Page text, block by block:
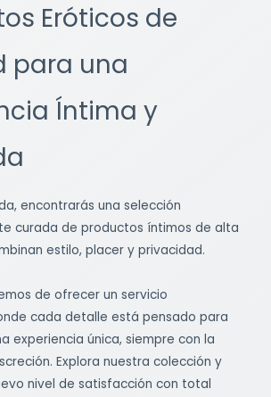
Eróticos de
para una
Íntima y
encontrarás una selección
curada de productos íntimos de alta
estilo, placer y privacidad.
de ofrecer un servicio
cada detalle está pensado para
experiencia única, siempre con la
Explora nuestra colección y
nivel de satisfacción con total